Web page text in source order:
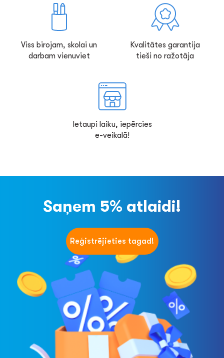
Viss birojam, skolai un
darbam vienuviet
Kvalitātes garantija
tieši no ražotāja
Ietaupi laiku, iepērcies
e-veikalā!
Saņem 5% atlaidi!
Reģistrējieties tagad!